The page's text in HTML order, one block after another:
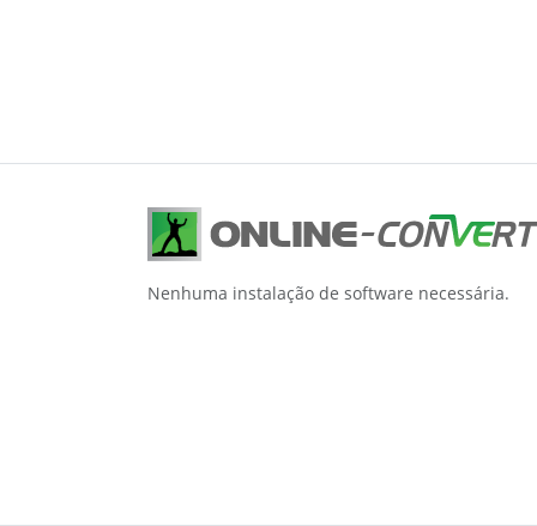
Nenhuma instalação de software necessária.